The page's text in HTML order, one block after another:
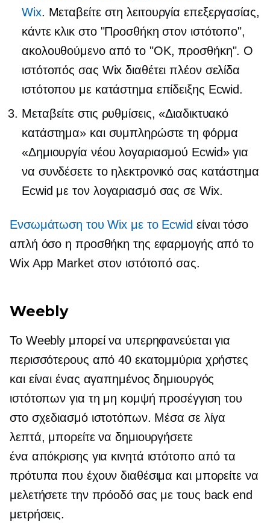
Wix. Μεταβείτε στη λειτουργία επεξεργασίας,
κάντε κλικ στο "Προσθήκη στον ιστότοπο",
ακολουθούμενο από το "OK, προσθήκη". Ο
ιστότοπός σας Wix διαθέτει πλέον σελίδα
ιστότοπου με κατάστημα επίδειξης Ecwid.
Μεταβείτε στις ρυθμίσεις, «Διαδικτυακό
κατάστημα» και συμπληρώστε τη φόρμα
«Δημιουργία νέου λογαριασμού Ecwid» για
να συνδέσετε το ηλεκτρονικό σας κατάστημα
Ecwid με τον λογαριασμό σας σε Wix.
Ενσωμάτωση του Wix με το Ecwid είναι τόσο
απλή όσο η προσθήκη της εφαρμογής από το
Wix App Market στον ιστότοπό σας.
Weebly
Το Weebly μπορεί να υπερηφανεύεται για
περισσότερους από 40 εκατομμύρια χρήστες
και είναι ένας αγαπημένος δημιουργός
ιστότοπων για τη μη κομψή προσέγγιση του
στο σχεδιασμό ιστοτόπων. Μέσα σε λίγα
λεπτά, μπορείτε να δημιουργήσετε
ένα απόκρισης για κινητά ιστότοπο από τα
πρότυπα που έχουν διαθέσιμα και μπορείτε να
μελετήσετε την πρόοδό σας με τους back end
μετρήσεις.